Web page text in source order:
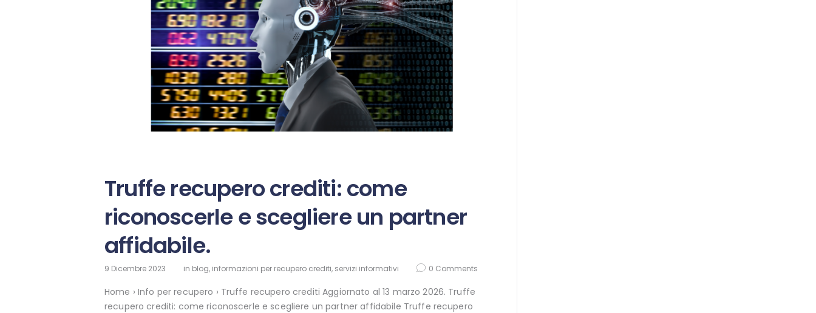
Truffe recupero crediti: come
riconoscerle e scegliere un partner
affidabile.
9 Dicembre 2023 in blog, informazioni per recupero crediti, servizi informativi 0 Comments
Home › Info per recupero › Truffe recupero crediti Aggiornato al 13 marzo 2026. Truffe
recupero crediti: come riconoscerle e scegliere un partner affidabile Truffe recupero